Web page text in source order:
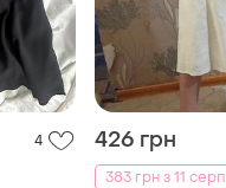
4 426 грн
383 грн з 11 серп